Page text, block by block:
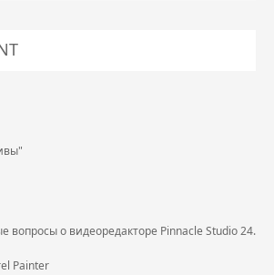
вопросы о видеоредакторе Pinnacle Studio 24.
Painter